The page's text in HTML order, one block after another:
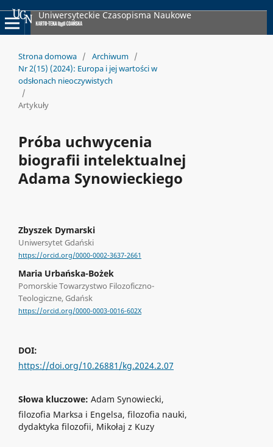
Uniwersyteckie Czasopisma Naukowe
Strona domowa / Archiwum /
Nr 2(15) (2024): Europa i jej wartości w
odsłonach nieoczywistych
/
Artykuły
Próba uchwycenia
biografii intelektualnej
Adama Synowieckiego
Zbyszek Dymarski
Uniwersytet Gdański
https://orcid.org/0000-0002-3637-2661
Maria Urbańska-Bożek
Pomorskie Towarzystwo Filozoficzno-
Teologiczne, Gdańsk
https://orcid.org/0000-0003-0016-602X
DOI:
https://doi.org/10.26881/kg.2024.2.07
Słowa kluczowe: Adam Synowiecki,
filozofia Marksa i Engelsa, filozofia nauki,
dydaktyka filozofii, Mikołaj z Kuzy